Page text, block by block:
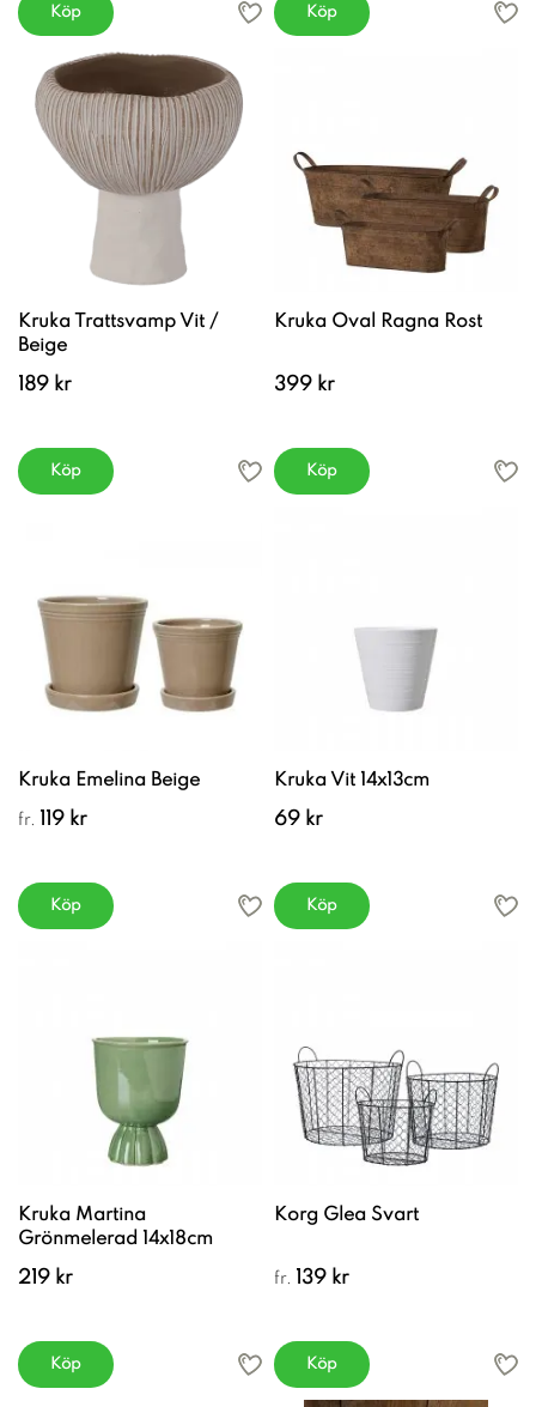
Köp Köp
Kruka Trattsvamp Vit /
Beige
189 kr
Köp
Kruka Oval Ragna Rost
399 kr
Köp
Kruka Emelina Beige
fr. 119 kr
Köp
Kruka Vit 14x13cm
69 kr
Köp
Kruka Martina
Grönmelerad 14x18cm
219 kr
Köp
Korg Glea Svart
fr. 139 kr
Köp